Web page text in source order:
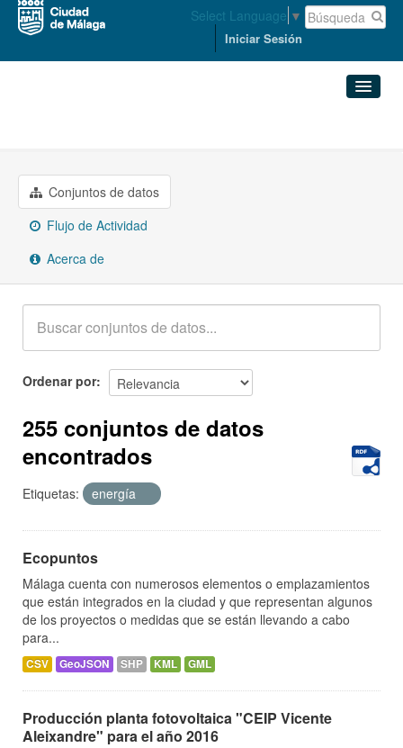
Select Language ▼
Iniciar Sesión
Organizaciones
Grupos
Acerca de
Conjuntos de datos
Flujo de Actividad
Acerca de
Ordenar por
255 conjuntos de datos
encontrados
Etiquetas: energía
Ecopuntos
Málaga cuenta con numerosos elementos o emplazamientos
que están integrados en la ciudad y que representan algunos
de los proyectos o medidas que se están llevando a cabo
para...
CSV GeoJSON SHP KML GML
Producción planta fotovoltaica "CEIP Vicente
Aleixandre" para el año 2016